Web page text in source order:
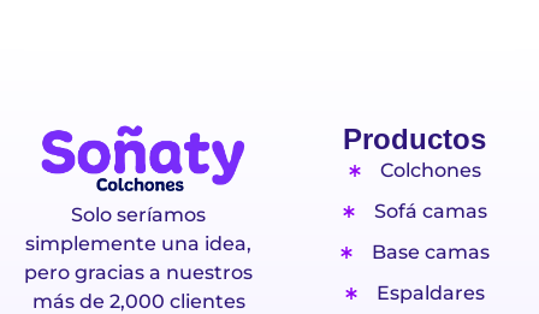
Solo seríamos
simplemente una idea,
pero gracias a nuestros
más de 2,000 clientes
Productos
Colchones
Sofá camas
Base camas
Espaldares